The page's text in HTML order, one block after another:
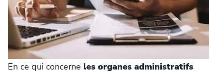
En ce qui concerne les organes administratifs